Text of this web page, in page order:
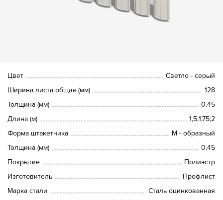
Цвет
Светло - серый
Ширина листа общая (мм)
128
Толщина (мм)
0.45
Длина (м)
1,5;1,75;2
Форма штакетника
М - образный
Толщина (мм)
0.45
Покрытие
Полиэстр
Изготовитель
Профлист
Марка стали
Сталь оцинкованная